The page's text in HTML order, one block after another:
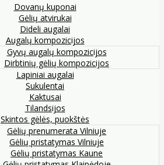
Dovanų kuponai
Gėlių atvirukai
Dideli augalai
Augalų kompozicijos
Gyvų augalų kompozicijos
Dirbtinių gėlių kompozicijos
Lapiniai augalai
Sukulentai
Kaktusai
Tilandsijos
Skintos gėlės, puokštės
Gėlių prenumerata Vilniuje
Gėlių pristatymas Vilniuje
Gėlių pristatymas Kaune